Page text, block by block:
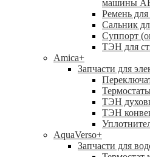
машины
Ремень
Сальник
Суппорт
ТЭН для
Amica+
Запчасти для
ТЭН
ТЭН
AquaVerso+
Запчасти для